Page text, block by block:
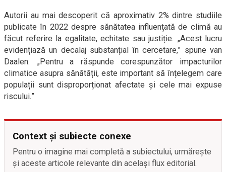
Autorii au mai descoperit că aproximativ 2% dintre studiile
publicate în 2022 despre sănătatea influențată de climă au
făcut referire la egalitate, echitate sau justiție. „Acest lucru
evidențiază un decalaj substanțial în cercetare,” spune van
Daalen. „Pentru a răspunde corespunzător impacturilor
climatice asupra sănătății, este important să înțelegem care
populații sunt disproporționat afectate și cele mai expuse
riscului.”
Context și subiecte conexe
Pentru o imagine mai completă a subiectului, urmărește
și aceste articole relevante din același flux editorial.